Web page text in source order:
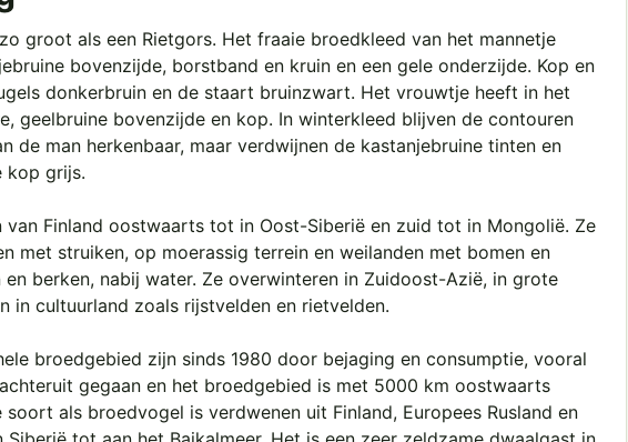
groot als een Rietgors. Het fraaie broedkleed van het mannetje
bovenzijde, borstband en kruin en een gele onderzijde. Kop en
donkerbruin en de staart bruinzwart. Het vrouwtje heeft in het
geelbruine bovenzijde en kop. In winterkleed blijven de contouren
de man herkenbaar, maar verdwijnen de kastanjebruine tinten en
kop grijs.
van Finland oostwaarts tot in Oost-Siberië en zuid tot in Mongolië. Ze
met struiken, op moerassig terrein en weilanden met bomen en
berken, nabij water. Ze overwinteren in Zuidoost-Azië, in grote
in cultuurland zoals rijstvelden en rietvelden.
broedgebied zijn sinds 1980 door bejaging en consumptie, vooral
gegaan en het broedgebied is met 5000 km oostwaarts
als broedvogel is verdwenen uit Finland, Europees Rusland en